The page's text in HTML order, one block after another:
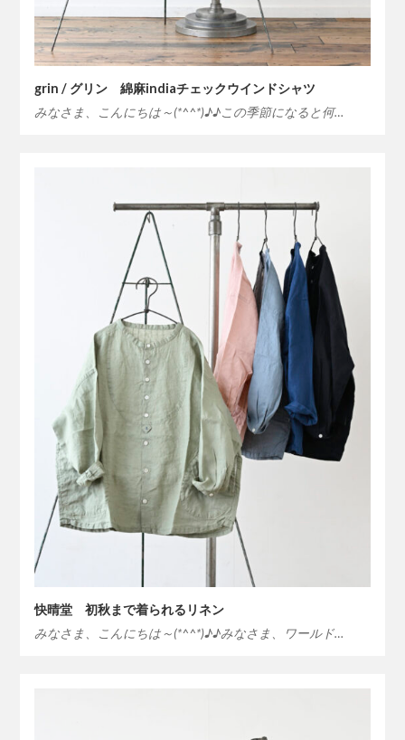
grin / グリン 綿麻indiaチェックウインドシャツ
みなさま、こんにちは～(*^^*)♪♪この季節になると何…
快晴堂 初秋まで着られるリネン
みなさま、こんにちは～(*^^*)♪♪みなさま、ワールド…